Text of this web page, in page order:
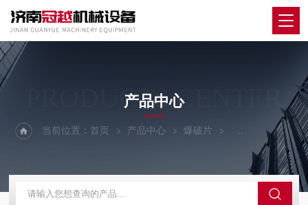
PRODUCTS CENTER
产品中心
当前位置：首页 产品中心 爆破片 平板石墨爆破片